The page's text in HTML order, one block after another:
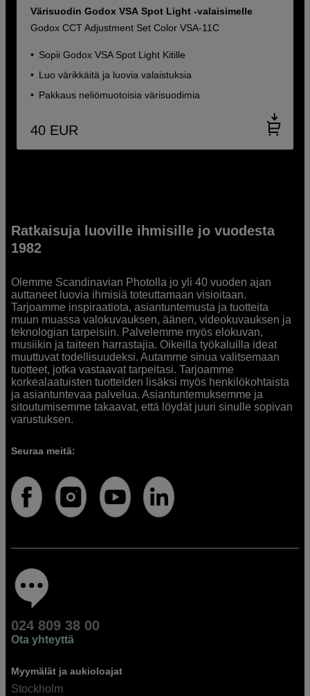
Värisuodin Godox VSA Spot Light -valaisimelle
Godox CCT Adjustment Set Color VSA-11C
Sopii Godox VSA Spot Light Kitille
Luo värikkäitä ja luovia valaistuksia
Pakkaus neliömuotoisia värisuodimia
40 EUR
Ratkaisuja luoville ihmisille jo vuodesta
1982
Olemme Scandinavian Photolla jo yli 40 vuoden ajan
auttaneet luovia ihmisiä toteuttamaan visioitaan.
Tarjoamme inspiraatiota, asiantuntemusta ja tuotteita
muun muassa valokuvauksen, äänen, videokuvauksen ja
teknologian tarpeisiin. Palvelemme myös elokuvan,
musiikin ja taiteen harrastajia. Oikeilla työkaluilla ideat
muuttuvat todellisuudeksi. Autamme sinua valitsemaan
tuotteet, jotka vastaavat tarpeitasi. Tarjoamme
korkealaatuisten tuotteiden lisäksi myös henkilökohtaista
ja asiantuntevaa palvelua. Asiantuntemuksemme ja
sitoutumisemme takaavat, että löydät juuri sinulle sopivan
varustuksen.
Seuraa meitä:
024 809 38 00
Ota yhteyttä
Myymälät ja aukioloajat
Stockholm